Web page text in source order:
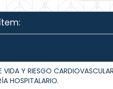
VIDA Y RIESGO
HOSPITALARIO.